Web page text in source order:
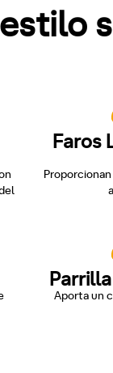
Faros
Aporta un